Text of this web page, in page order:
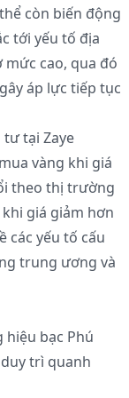
còn biến động
tới yếu tố địa
cao, qua đó
áp lực tiếp tục
tư tại Zaye
vàng khi giá
theo thị trường
giá giảm hơn
các yếu tố cấu
trung ương và
hiệu bạc Phú
duy trì quanh